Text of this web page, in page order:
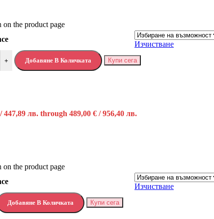
on the product page
Изчистване
+ Добавяне В Количката Купи сега
447,89 лв. through 489,00 € / 956,40 лв.
on the product page
Изчистване
Добавяне В Количката Купи сега